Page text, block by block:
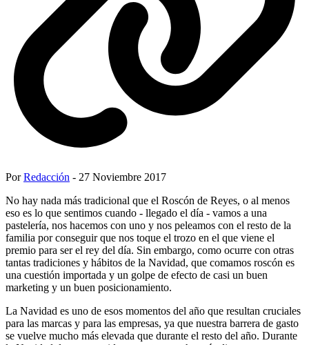
PorRedacción - 27 Noviembre 2017
No hay nada más tradicional que el Roscón de Reyes, o al menos
eso es lo que sentimos cuando - llegado el día - vamos a una
pastelería, nos hacemos con uno y nos peleamos con el resto de la
familia por conseguir que nos toque el trozo en el que viene el
premio para ser el rey del día. Sin embargo, como ocurre con otras
tantas tradiciones y hábitos de la Navidad, que comamos roscón es
una cuestión importada y un golpe de efecto de casi un buen
marketing y un buen posicionamiento.
La Navidad es uno de esos momentos del año que resultan cruciales
para las marcas y para las empresas, ya que nuestra barrera de gasto
se vuelve mucho más elevada que durante el resto del año. Durante